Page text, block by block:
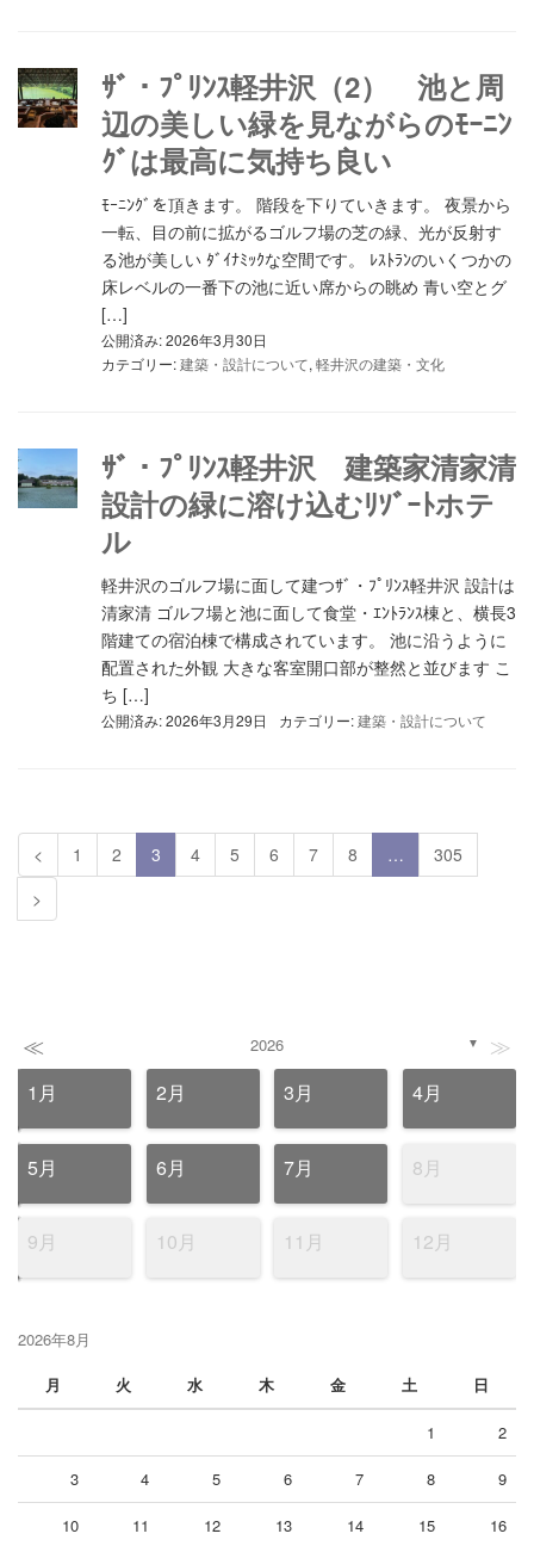
ｻﾞ・ﾌﾟﾘﾝｽ軽井沢（2） 池と周
辺の美しい緑を見ながらのﾓｰﾆﾝ
ｸﾞは最高に気持ち良い
ﾓｰﾆﾝｸﾞを頂きます。 階段を下りていきます。 夜景から
一転、目の前に拡がるゴルフ場の芝の緑、光が反射す
る池が美しい ﾀﾞｲﾅﾐｯｸな空間です。 ﾚｽﾄﾗﾝのいくつかの
床レベルの一番下の池に近い席からの眺め 青い空とグ
[…]
公開済み: 2026年3月30日
カテゴリー:建築・設計について, 軽井沢の建築・文化
ｻﾞ・ﾌﾟﾘﾝｽ軽井沢 建築家清家清
設計の緑に溶け込むﾘｿﾞｰﾄホテ
ル
軽井沢のゴルフ場に面して建つｻﾞ・ﾌﾟﾘﾝｽ軽井沢 設計は
清家清 ゴルフ場と池に面して食堂・ｴﾝﾄﾗﾝｽ棟と、横長3
階建ての宿泊棟で構成されています。 池に沿うように
配置された外観 大きな客室開口部が整然と並びます こ
ち […]
公開済み: 2026年3月29日 カテゴリー:建築・設計について
< 1 2 3 4 5 6 7 8 …
305
>
≪ 2026 ▼ ≫
1月 2月 3月 4月
5月 6月 7月 8月
9月 10月 11月 12月
2026年8月
月
火 水 木 金 土 日
1 2
3 4 5 6 7 8 9
10 11 12 13 14 15 16